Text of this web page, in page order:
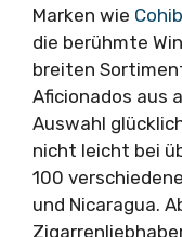
Marken wie
die berühmte
breiten
Aficionados aus
Auswahl
nicht leicht bei
100
und Nicaragua.